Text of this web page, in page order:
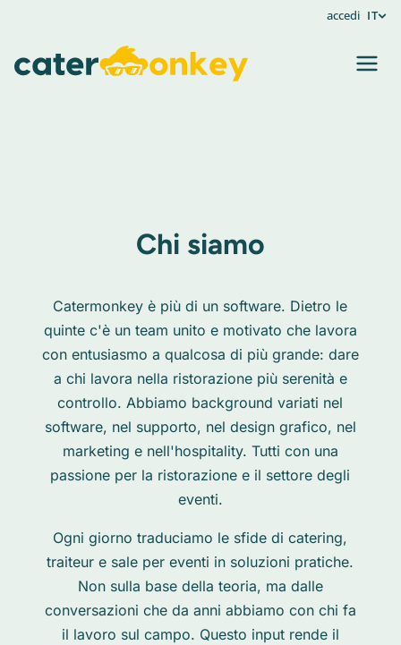
accedi IT
Chi siamo
Catermonkey è più di un software. Dietro le
quinte c'è un team unito e motivato che lavora
con entusiasmo a qualcosa di più grande: dare
a chi lavora nella ristorazione più serenità e
controllo.Abbiamo background variati nel
software, nel supporto, nel design grafico, nel
marketing e nell'hospitality. Tutti con una
passione per la ristorazione e il settore degli
eventi.
Ogni giorno traduciamo le sfide di catering,
traiteur e sale per eventi in soluzioni pratiche.
Non sulla base della teoria, ma dalle
conversazioni che da anni abbiamo con chi fa
il lavoro sul campo. Questo input rende il